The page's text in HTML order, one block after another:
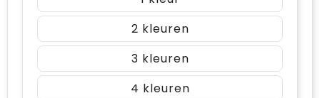
2
3
4